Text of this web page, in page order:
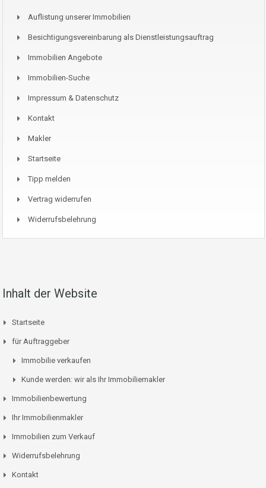
Auflistung unserer Immobilien
Besichtigungsvereinbarung als Dienstleistungsauftrag
Immobilien Angebote
Immobilien-Suche
Impressum & Datenschutz
Kontakt
Makler
Startseite
Tipp melden
Vertrag widerrufen
Widerrufsbelehrung
Inhalt der Website
Startseite
für Auftraggeber
Immobilie verkaufen
Kunde werden: wir als Ihr Immobiliemakler
Immobilienbewertung
Ihr Immobilienmakler
Immobilien zum Verkauf
Widerrufsbelehrung
Kontakt